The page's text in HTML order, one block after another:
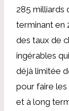
285 milliards
terminant en
des taux de
ingérables
déjà limitée
pour faire
et à long